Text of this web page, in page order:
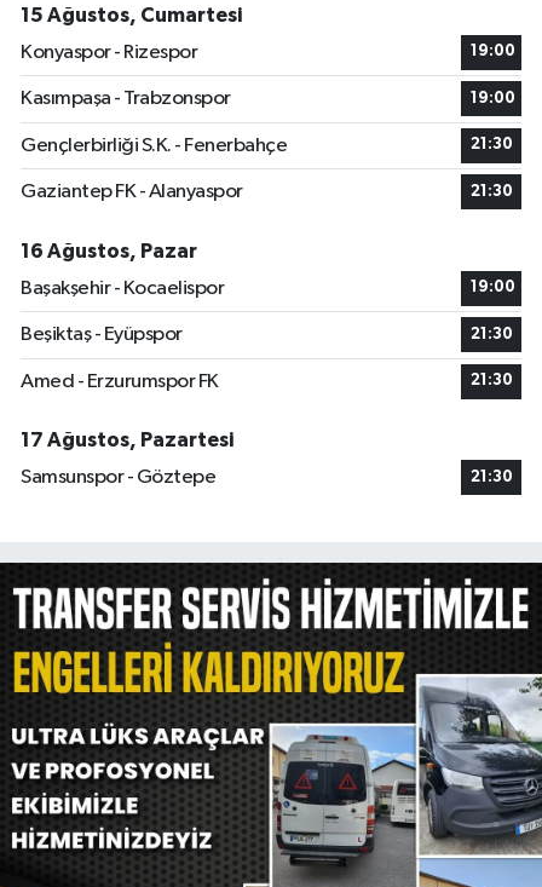
15 Ağustos, Cumartesi
Konyaspor - Rizespor
19:00
Kasımpaşa - Trabzonspor 19:00
Gençlerbirliği S.K. - Fenerbahçe 21:30
Gaziantep FK - Alanyaspor 21:30
16 Ağustos, Pazar
Başakşehir - Kocaelispor
19:00
Beşiktaş - Eyüpspor 21:30
Amed - Erzurumspor FK 21:30
17 Ağustos, Pazartesi
Samsunspor - Göztepe
21:30